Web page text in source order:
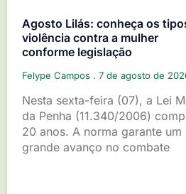
Agosto Lilás: conheça os
violência contra a mulher
conforme legislação
Felype Campos 7 de agosto de
Nesta sexta-feira (07), a Lei
da Penha (11.340/2006)
20 anos. A norma garante um
grande avanço no combate